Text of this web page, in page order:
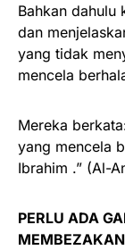
Bahkan dahulu
dan
yang tidak
mencela
Mereka
yang mencela
Ibrahim .” (Al-
PERLU ADA